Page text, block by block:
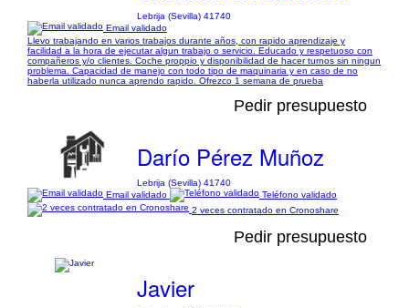
Lebrija (Sevilla) 41740
Email validado
Llevo trabajando en varios trabajos durante años, con rapido aprendizaje y
facilidad a la hora de ejecutar algun trabajo o servicio. Educado y respetuoso con
compañeros y/o clientes. Coche proppio y disponibilidad de hacer turnos sin ningun
problema. Capacidad de manejo con todo tipo de maquinaria y en caso de no
haberla utilizado nunca aprendo rapido. Ofrezco 1 semana de prueba
Pedir presupuesto
Darío Pérez Muñoz
Lebrija (Sevilla) 41740
Email validado
Teléfono validado
2 veces contratado en Cronoshare
Pedir presupuesto
Javier